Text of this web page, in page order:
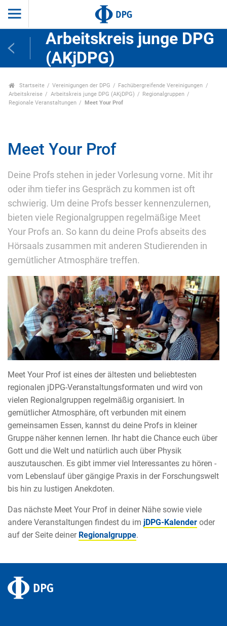
Arbeitskreis junge DPG
(AKjDPG)
Startseite Vereinigungen der DPG
Fachübergreifende Vereinigungen
Arbeitskreise
Arbeitskreis junge DPG (AKjDPG)
Regionalgruppen
Regionale Veranstaltungen
Meet Your Prof
Meet Your Prof
Deine Profs stehen in jeder Vorlesung vorne. Mit ihr
oder ihm tiefer ins Gespräch zu kommen ist oft
schwierig. Um deine Profs besser kennenzulernen,
bieten viele Regionalgruppen regelmäßige Meet
Your Profs an. So kann du deine Profs abseits des
Hörsaals zusammen mit anderen Studierenden in
gemütlicher Atmosphäre treffen.
Meet Your Prof ist eines der ältesten und beliebtesten
regionalen jDPG-Veranstaltungsformaten und wird von
vielen Regionalgruppen regelmäßig organisiert. In
gemütlicher Atmosphäre, oft verbunden mit einem
gemeinsamen Essen, kannst du deine Profs in kleiner
Gruppe näher kennen lernen. Ihr habt die Chance euch über
Gott und die Welt und natürlich auch über Physik
auszutauschen. Es gibt immer viel Interessantes zu hören -
vom Lebenslauf über gängige Praxis in der Forschungswelt
bis hin zu lustigen Anekdoten.
Das nächste Meet Your Prof in deiner Nähe sowie viele
andere Veranstaltungen findest du im jDPG-Kalender oder
auf der Seite deiner Regionalgruppe.